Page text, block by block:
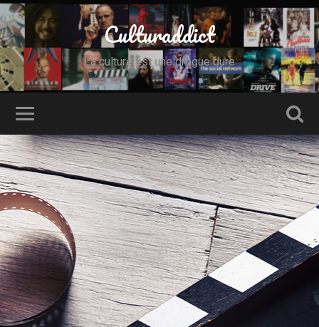
Culturaddict
La culture est une drogue dure